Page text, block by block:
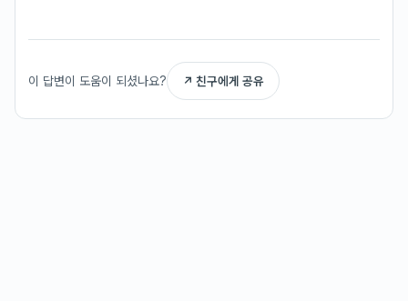
이 답변이 도움이 되셨나요? ↗ 친구에게 공유